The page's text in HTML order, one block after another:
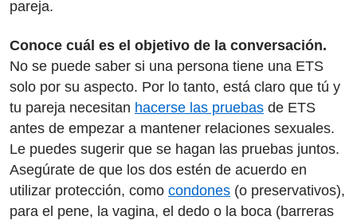
pareja.
Conoce cuál es el objetivo de la conversación.
No se puede saber si una persona tiene una ETS
solo por su aspecto. Por lo tanto, está claro que tú y
tu pareja necesitan hacerse las pruebas de ETS
antes de empezar a mantener relaciones sexuales.
Le puedes sugerir que se hagan las pruebas juntos.
Asegúrate de que los dos estén de acuerdo en
utilizar protección, como condones (o preservativos),
para el pene, la vagina, el dedo o la boca (barreras